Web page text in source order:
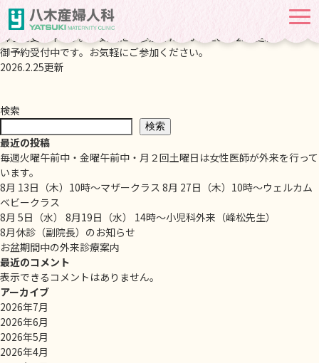
3月 12日（木）10時～マザークラス 3月 26日（木）10時～ウェルカム
ベビークラス2026-02-25
御予約受付中です。お気軽にご参加ください。 2026.2.25更新
御予約受付中です。お気軽にご参加ください。
2026.2.25更新
検索
検索
最近の投稿
毎週火曜午前中・金曜午前中・月２回土曜日は女性医師が外来を行って
います。
8月 13日（木）10時～マザークラス 8月 27日（木）10時～ウェルカム
ベビークラス
8月 5日（水） 8月19日（水） 14時～小児科外来（峰松先生）
8月休診（副院長）のお知らせ
お盆期間中の外来診療案内
最近のコメント
表示できるコメントはありません。
アーカイブ
2026年7月
2026年6月
2026年5月
2026年4月